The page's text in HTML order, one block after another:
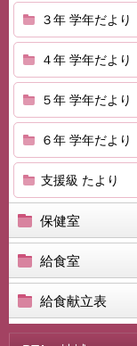
３年 学年だより
４年 学年だより
５年 学年だより
６年 学年だより
支援級 たより
保健室
給食室
給食献立表